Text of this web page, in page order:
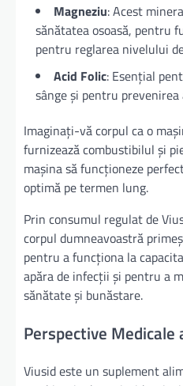
Magneziu: Acest
sănătatea osoasă, pentru
pentru reglarea nivelului
Acid Folic: Esențial
sânge și pentru prevenirea
Imaginați-vă corpul ca o
furnizează combustibilul și
mașina să funcționeze
optimă pe termen lung.
Prin consumul regulat de
corpul dumneavoastră
pentru a funcționa la
apăra de infecții și pentru a
sănătate și bunăstare.
Perspective Medicale
Viusid este un suplement